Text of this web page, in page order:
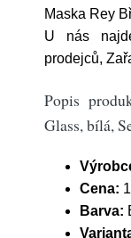
Maska Rey
U nás
prodejců,
Popis
Glass, bílá,
Cena:
Barva: